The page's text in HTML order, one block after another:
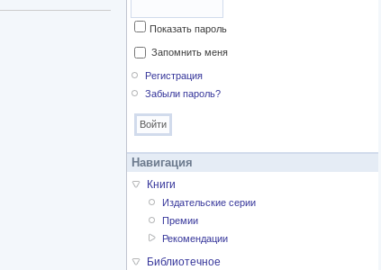
Показать пароль
Запомнить меня
Регистрация
Забыли пароль?
Навигация
Книги
Издательские серии
Премии
Рекомендации
Библиотечное